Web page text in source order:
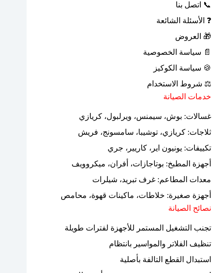
📞 اتصل بنا
❓ الأسئلة الشائعة
🎁 العروض
📄 سياسة الخصوصية
🍪 سياسة الكوكيز
⚖ شروط الاستخدام
خدمات الصيانة
غسالات: بوش، سيمنس، ويرلبول، كريازي
ثلاجات: كريازي، توشيبا، سامسونج، فريش
تكييفات: يونيون اير، كاريير، جري
أجهزة المطبخ: بوتاجازات، أفران، ميكروويف
معدات المطاعم: غرف تبريد، شيلرات
أجهزة صغيرة: خلاطات، ماكينات قهوة، محامص
نصائح الصيانة
تجنب التشغيل المستمر للأجهزة لفترات طويلة
تنظيف الفلاتر والمواسير بانتظام
استبدال القطع التالفة بأصلية